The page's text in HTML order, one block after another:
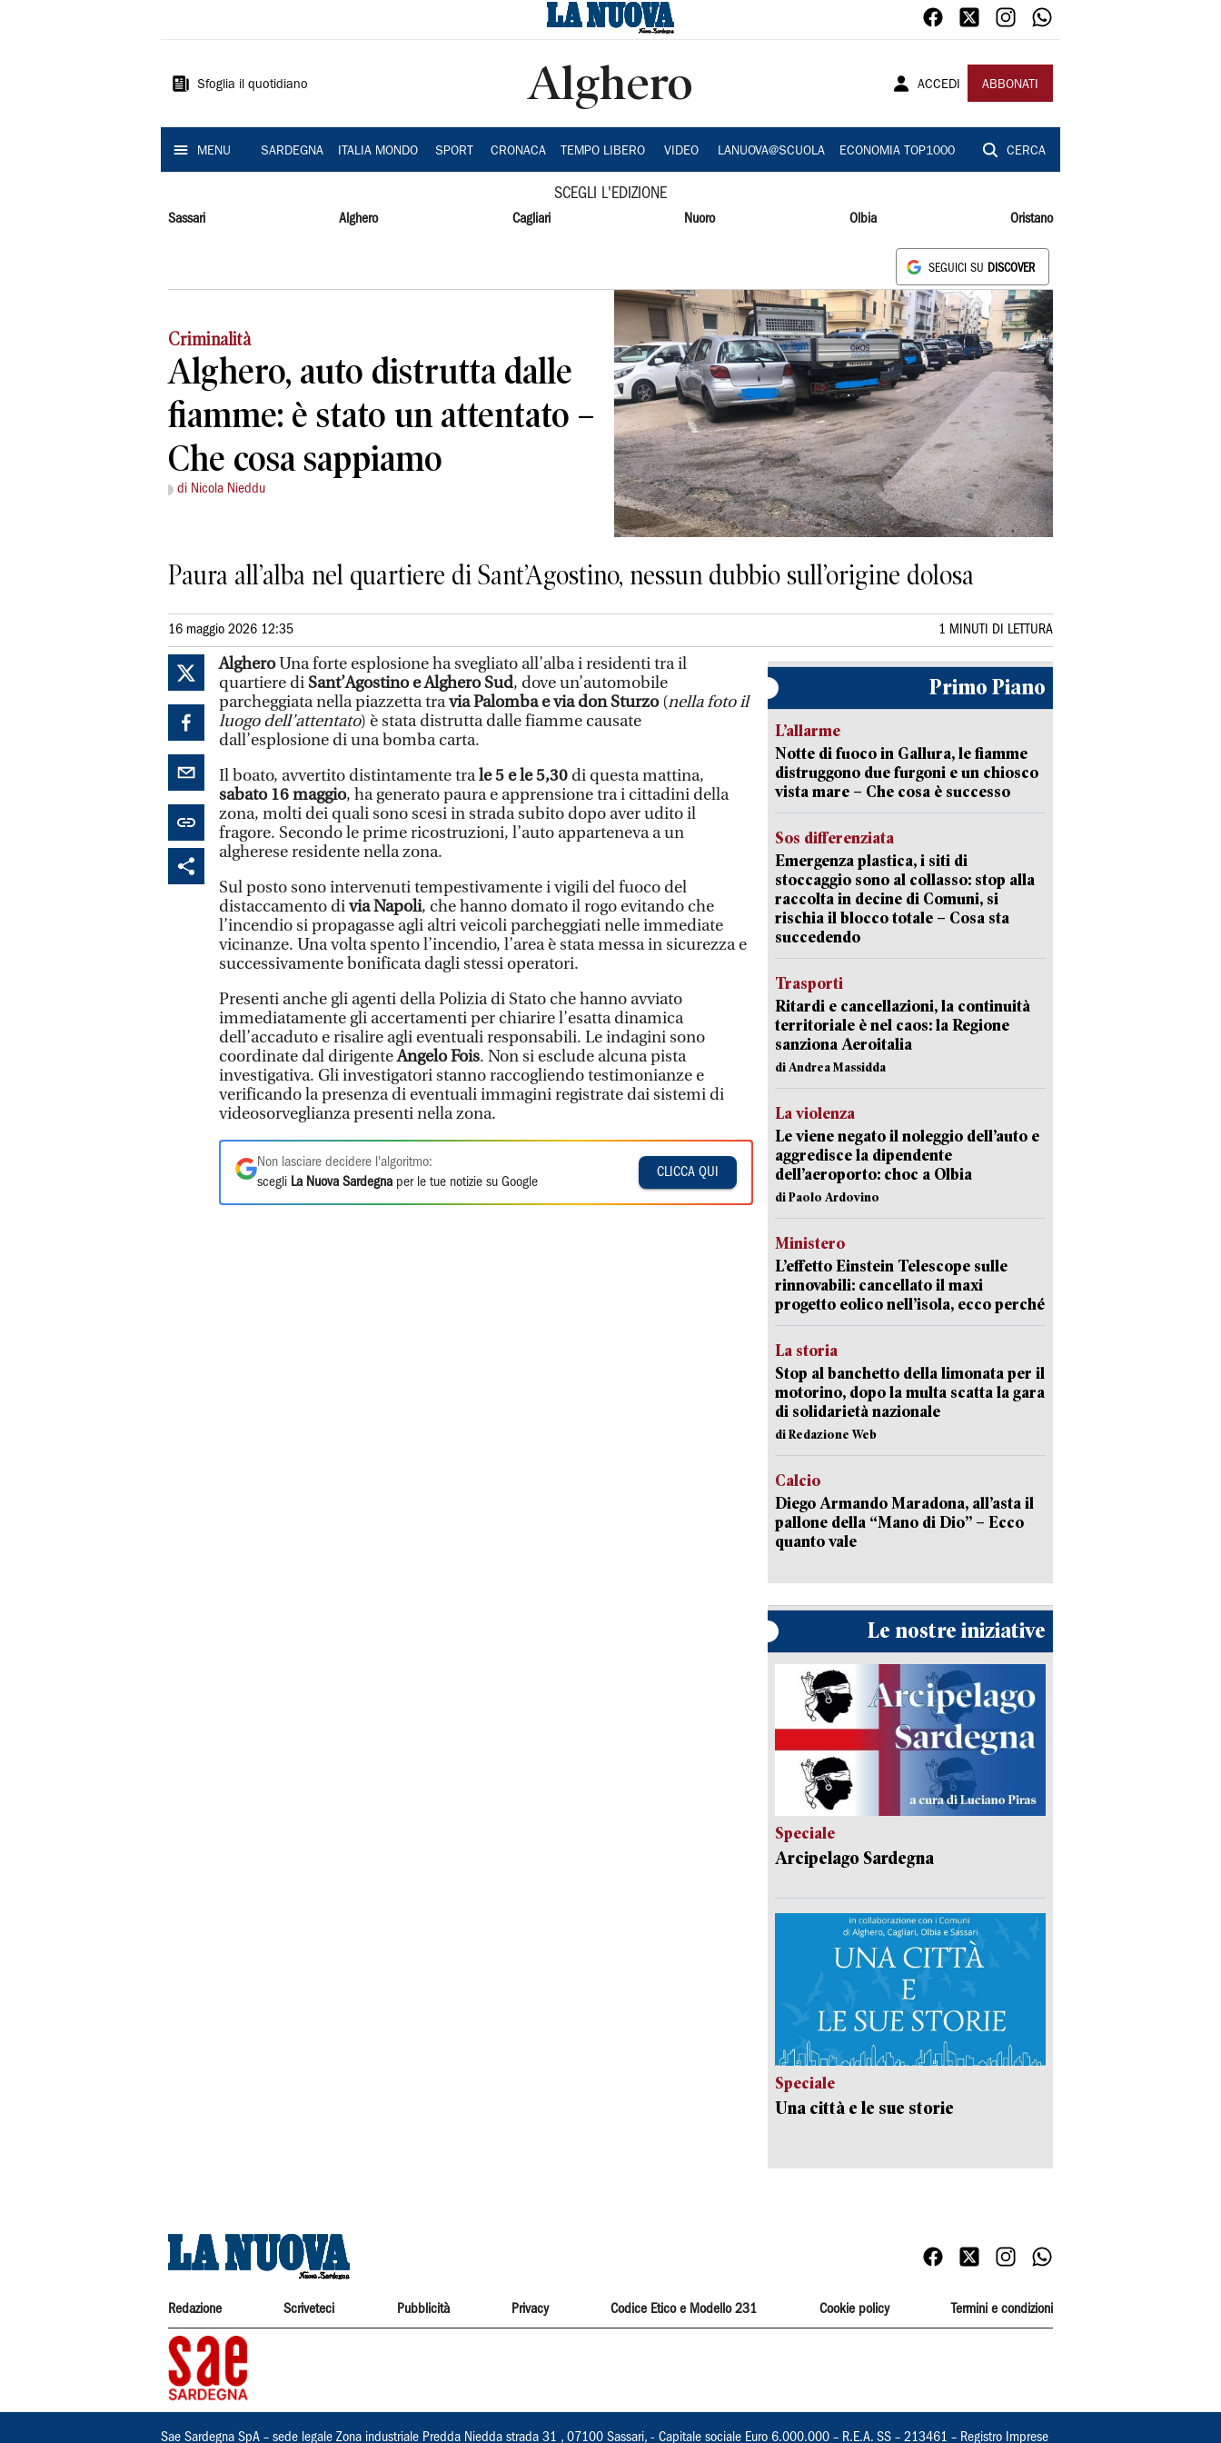
Sardegna
Sfoglia il quotidiano Alghero ACCEDI ABBONATI
MENU SARDEGNA ITALIA MONDO SPORT CRONACA TEMPO LIBERO VIDEO LANUOVA@SCUOLA ECONOMIA TOP1000 CERCA
SCEGLI L'EDIZIONE
Sassari Alghero Cagliari Nuoro Olbia Oristano
SEGUICI SU DISCOVER
Criminalità
Alghero, auto distrutta dalle
fiamme: è stato un attentato –
Che cosa sappiamo
di Nicola Nieddu
Paura all’alba nel quartiere di Sant’Agostino, nessun dubbio sull’origine dolosa
16 maggio 2026 12:35 1 MINUTI DI LETTURA
AlgheroUna forte esplosione ha svegliato all’alba i residenti tra il
quartiere di Sant’Agostino e Alghero Sud, dove un’automobile
parcheggiata nella piazzetta travia Palomba e via don Sturzo(nella foto il
luogo dell’attentato) è stata distrutta dalle fiamme causate
dall’esplosione di una bomba carta.
Il boato, avvertito distintamente trale 5 e le 5,30 di questa mattina,
sabato 16 maggio, ha generato paura e apprensione tra i cittadini della
zona, molti dei quali sono scesi in strada subito dopo aver udito il
fragore. Secondo le prime ricostruzioni, l’auto apparteneva a un
algherese residente nella zona.
Sul posto sono intervenuti tempestivamente i vigili del fuoco del
distaccamento divia Napoli, che hanno domato il rogo evitando che
l’incendio si propagasse agli altri veicoli parcheggiati nelle immediate
vicinanze. Una volta spento l’incendio, l’area è stata messa in sicurezza e
successivamente bonificata dagli stessi operatori.
Presenti anche gli agenti della Polizia di Stato che hanno avviato
immediatamente gli accertamenti per chiarire l’esatta dinamica
dell’accaduto e risalire agli eventuali responsabili. Le indagini sono
coordinate dal dirigenteAngelo Fois. Non si esclude alcuna pista
investigativa. Gli investigatori stanno raccogliendo testimonianze e
verificando la presenza di eventuali immagini registrate dai sistemi di
videosorveglianza presenti nella zona.
Non lasciare decidere l'algoritmo:
scegli La Nuova Sardegna per le tue notizie su Google
CLICCA QUI
Primo Piano
L’allarme
Notte di fuoco in Gallura, le fiamme
distruggono due furgoni e un chiosco
vista mare – Che cosa è successo
Sos differenziata
Emergenza plastica, i siti di
stoccaggio sono al collasso: stop alla
raccolta in decine di Comuni, si
rischia il blocco totale – Cosa sta
succedendo
Trasporti
Ritardi e cancellazioni, la continuità
territoriale è nel caos: la Regione
sanziona Aeroitalia
di Andrea Massidda
La violenza
Le viene negato il noleggio dell’auto e
aggredisce la dipendente
dell’aeroporto: choc a Olbia
di Paolo Ardovino
Ministero
L’effetto Einstein Telescope sulle
rinnovabili: cancellato il maxi
progetto eolico nell’isola, ecco perché
La storia
Stop al banchetto della limonata per il
motorino, dopo la multa scatta la gara
di solidarietà nazionale
di Redazione Web
Calcio
Diego Armando Maradona, all’asta il
pallone della “Mano di Dio” – Ecco
quanto vale
Le nostre iniziative
Speciale
Arcipelago Sardegna
Speciale
Una città e le sue storie
Redazione Scriveteci Pubblicità Privacy Codice Etico e Modello 231 Cookie policy Termini e condizioni
Sae Sardegna SpA – sede legale Zona industriale Predda Niedda strada 31 , 07100 Sassari, - Capitale sociale Euro 6.000.000 – R.E.A. SS – 213461 – Registro Imprese